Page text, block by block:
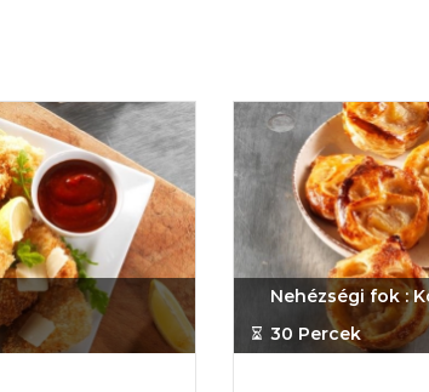
Nehézségi fok :
30 Percek